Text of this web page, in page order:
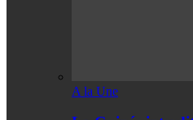
A la Une